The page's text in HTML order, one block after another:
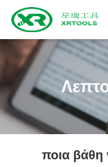
ποια βάθη